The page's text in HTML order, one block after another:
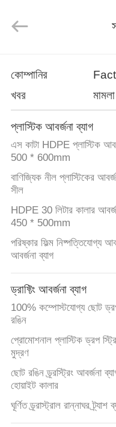
পণ্য
আমাদের
সম্পর্কে
কারখানা
ভ্রমণ
মান
নিয়ন্ত্রণ
যোগাযোগ
করুন
খবর
কেস
PRODUCTS
CO.,LTD.
কোম্পানির
খবর
মামলা
প্লাস্টিক আবর্জনা ব্যাগ
এস কাটা HDPE প্লাস্টিক
500 * 600mm
বাণিজ্যিক নীল প্লাস্টিকের
সীল
HDPE 30 লিটার কালার
450 * 500mm
পরিষ্কার ফিল্ম নিষ্পত্তিযোগ্য
আবর্জনা ব্যাগ
ড্রাফ্টিং আবর্জনা ব্যাগ
100% কম্পোস্টযোগ্য ছোট ড্রপ
রঙিন
প্রোমোশনাল প্লাস্টিক ড্রপ
মুদ্রণ
ছোট রঙিন ড্র্রস্ট্রিং আবর্জনা
হোয়াইট কালার
ঘূর্ণিত ড্র্রাস্ট্রাল রান্নাঘর